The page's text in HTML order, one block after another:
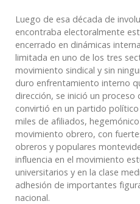
Luego de esa década de
encontraba electoralmente
encerrado en dinámicas
limitada en uno de los tres
movimiento sindical y sin
duro enfrentamiento interno
dirección, se inició un proceso
convirtió en un partido
miles de afiliados,
movimiento obrero, con
obreros y populares
influencia en el movimiento
universitarios y en la clase
adhesión de importantes
nacional.